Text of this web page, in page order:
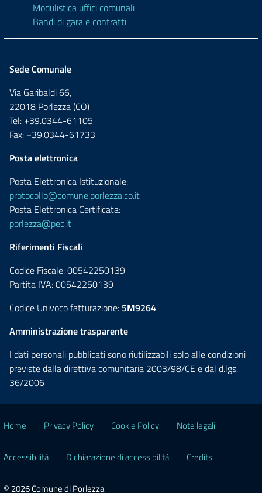
Modulistica uffici comunali
Bandi di gara e contratti
Sede Comunale
Via Garibaldi 66,
22018 Porlezza (CO)
Tel: +39.0344-61105
Fax: +39.0344-61733
Posta elettronica
Posta Elettronica Istituzionale:
protocollo@comune.porlezza.co.it
Posta Elettronica Certificata:
porlezza@pec.it
Riferimenti Fiscali
Codice Fiscale: 00542250139
Partita IVA: 00542250139
Codice Univoco fatturazione: 5M9264
Amministrazione trasparente
I dati personali pubblicati sono riutilizzabili solo alle condizioni
previste dalla direttiva comunitaria 2003/98/CE e dal d.lgs.
36/2006
Home Privacy Policy Cookie Policy Note legali
Accessibilità Dichiarazione di accessibilità Credits
© 2026 Comune di Porlezza